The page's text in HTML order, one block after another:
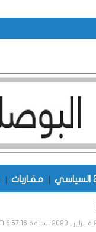
| مقـاربات |